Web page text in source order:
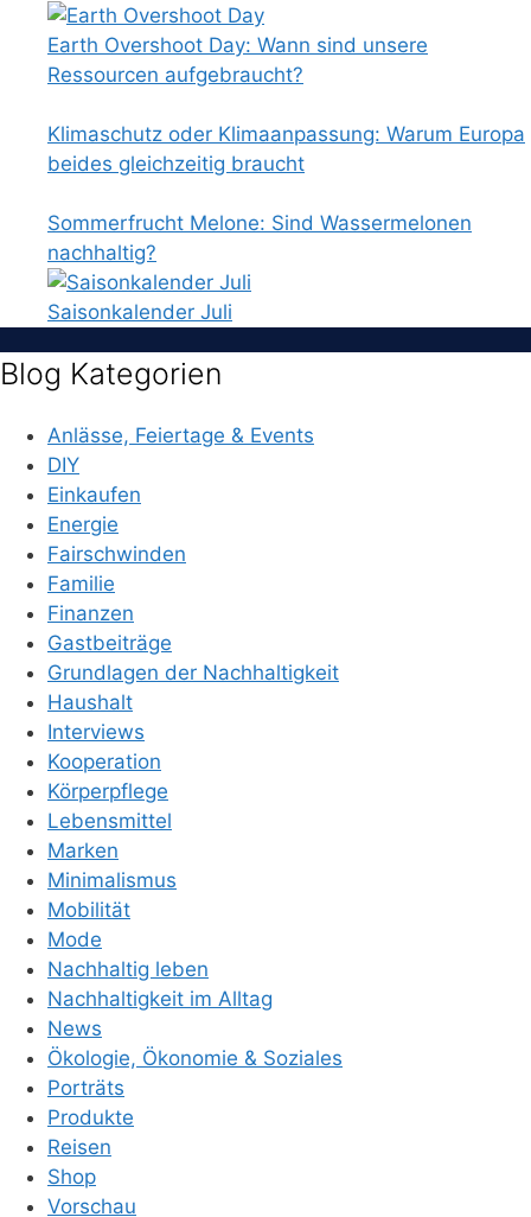
Earth Overshoot Day: Wann sind unsere
Ressourcen aufgebraucht?
Klimaschutz oder Klimaanpassung: Warum Europa
beides gleichzeitig braucht
Sommerfrucht Melone: Sind Wassermelonen
nachhaltig?
Saisonkalender Juli
Blog Kategorien
Anlässe, Feiertage & Events
DIY
Einkaufen
Energie
Fairschwinden
Familie
Finanzen
Gastbeiträge
Grundlagen der Nachhaltigkeit
Haushalt
Interviews
Kooperation
Körperpflege
Lebensmittel
Marken
Minimalismus
Mobilität
Mode
Nachhaltig leben
Nachhaltigkeit im Alltag
News
Ökologie, Ökonomie & Soziales
Porträts
Produkte
Reisen
Shop
Vorschau